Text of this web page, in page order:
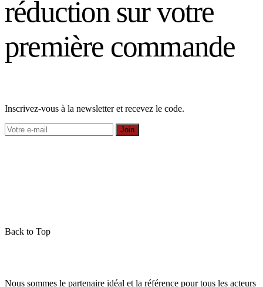
réduction sur votre
première commande
Inscrivez-vous à la newsletter et recevez le code.
Join
Back to Top
Nous sommes le partenaire idéal et la référence pour tous les acteurs